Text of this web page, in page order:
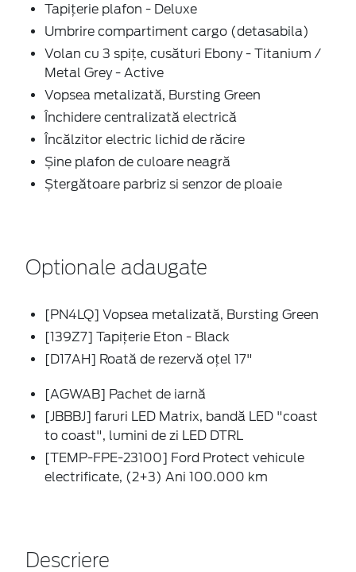
Tapițerie plafon - Deluxe
Umbrire compartiment cargo (detasabila)
Volan cu 3 spițe, cusături Ebony - Titanium /
Metal Grey - Active
Vopsea metalizată, Bursting Green
Închidere centralizată electrică
Încălzitor electric lichid de răcire
Șine plafon de culoare neagră
Ștergătoare parbriz si senzor de ploaie
Optionale adaugate
[PN4LQ] Vopsea metalizată, Bursting Green
[139Z7] Tapițerie Eton - Black
[D17AH] Roată de rezervă oțel 17"
[AGWAB] Pachet de iarnă
[JBBBJ] faruri LED Matrix, bandă LED "coast
to coast", lumini de zi LED DTRL
[TEMP-FPE-23100] Ford Protect vehicule
electrificate, (2+3) Ani 100.000 km
Descriere